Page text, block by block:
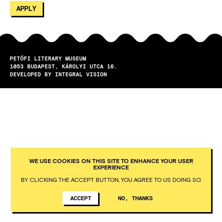
PETŐFI LITERARY MUSEUM
1053
BUDAPEST
KÁROLYI UTCA 16.
DEVELOPED BY INTEGRAL VISION
WE USE COOKIES ON THIS SITE TO ENHANCE YOUR USER
EXPERIENCE
BY CLICKING THE ACCEPT BUTTON, YOU AGREE TO US DOING SO.
ACCEPT NO, THANKS